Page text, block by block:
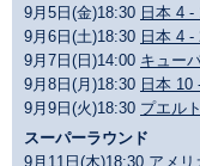
9月5日(金)18:30 日本 4 -
9月6日(土)18:30 日本 4 -
9月7日(日)14:00 キュー
9月8日(月)18:30 日本 10
9月9日(火)18:30 プエル
スーパーラウンド
9月11日(木)18:30 アメリ